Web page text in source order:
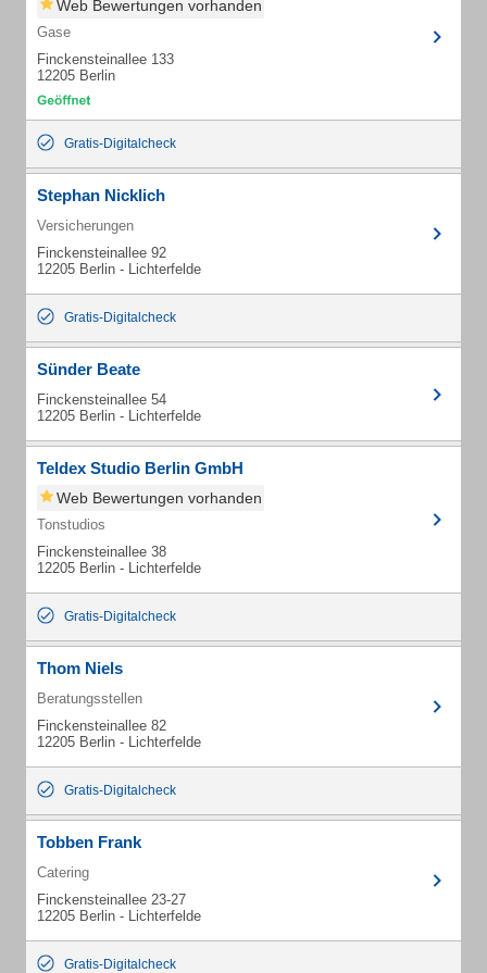
Web Bewertungen vorhanden
Gase
Finckensteinallee 133
12205 Berlin
Gratis-Digitalcheck
Stephan Nicklich
Versicherungen
Finckensteinallee 92
12205 Berlin - Lichterfelde
Gratis-Digitalcheck
Sünder Beate
Finckensteinallee 54
12205 Berlin - Lichterfelde
Teldex Studio Berlin GmbH
Web Bewertungen vorhanden
Tonstudios
Finckensteinallee 38
12205 Berlin - Lichterfelde
Gratis-Digitalcheck
Thom Niels
Beratungsstellen
Finckensteinallee 82
12205 Berlin - Lichterfelde
Gratis-Digitalcheck
Tobben Frank
Catering
Finckensteinallee 23-27
12205 Berlin - Lichterfelde
Gratis-Digitalcheck